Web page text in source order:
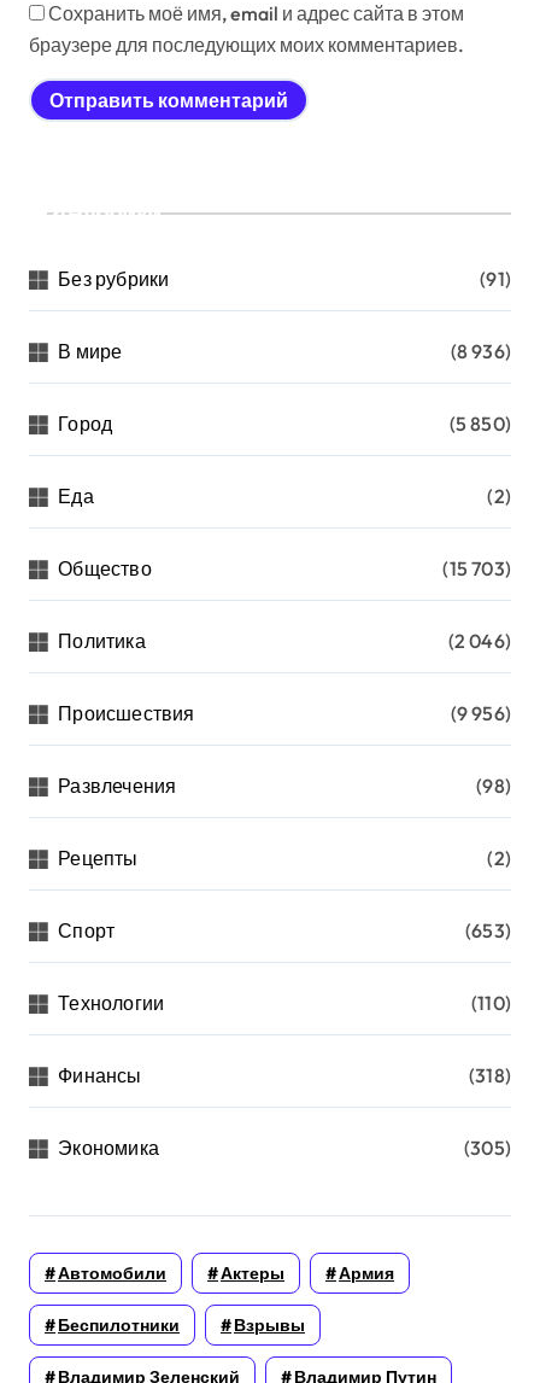
Сохранить моё имя, email и адрес сайта в этом
браузере для последующих моих комментариев.
Рубрики
Без рубрики (91)
В мире (8 936)
Город (5 850)
Еда (2)
Общество (15 703)
Политика (2 046)
Происшествия (9 956)
Развлечения (98)
Рецепты (2)
Спорт (653)
Технологии (110)
Финансы (318)
Экономика (305)
Автомобили Актеры Армия
Беспилотники Взрывы
Владимир Зеленский Владимир Путин